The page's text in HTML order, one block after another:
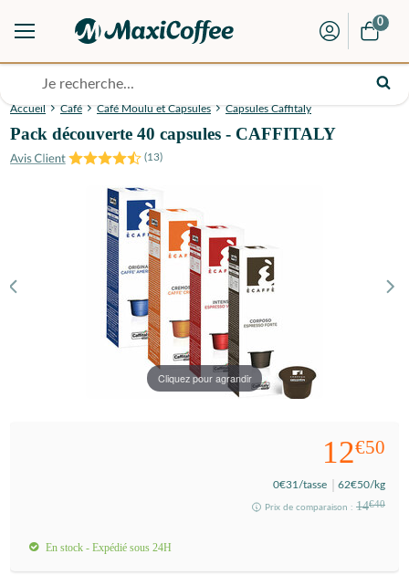
0
Accueil Café Café Moulu et Capsules Capsules Caffitaly
Pack découverte 40 capsules - CAFFITALY
(13)
Cliquez pour agrandir
12€50
0€31 /tasse 62€50/kg
Prix de comparaison : 14€40
En stock - Expédié sous 24H